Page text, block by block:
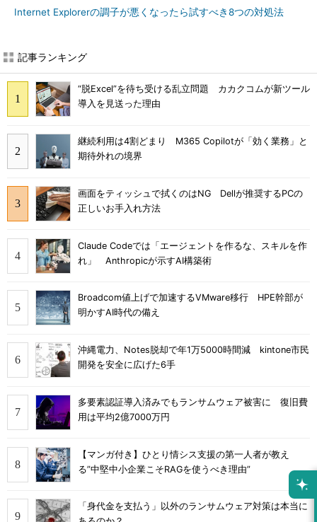
Internet Explorerの調子が悪くなったら試すべき8つの対処法
記事ランキング
“脱Excel”を待ち受ける乱立問題 カカクコムが新ツール
導入を見送った理由
継続利用は4割どまり M365 Copilotが「効く業務」と
期待外れの境界
画面をティッシュで拭くのはNG Dellが推奨するPCの
正しいお手入れ方法
Claude Codeでは「エージェントを作るな、スキルを作
れ」 Anthropicが示すAI構築術
Broadcom値上げで加速するVMware移行 HPE幹部が
明かすAI時代の備え
沖縄電力、Notes脱却で年1万5000時間減 kintone市民
開発を安全に広げた6手
多要素認証導入済みでもランサムウェア被害に 復旧費
用は平均2億7000万円
【マンガ付き】ひとり情シス支援の第一人者が教え
る”中堅中小企業こそRAGを使うべき理由”
「身代金を支払う」以外のランサムウェア対策は本当に